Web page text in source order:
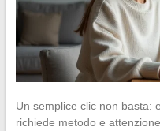
Un semplice clic non basta:
richiede metodo e